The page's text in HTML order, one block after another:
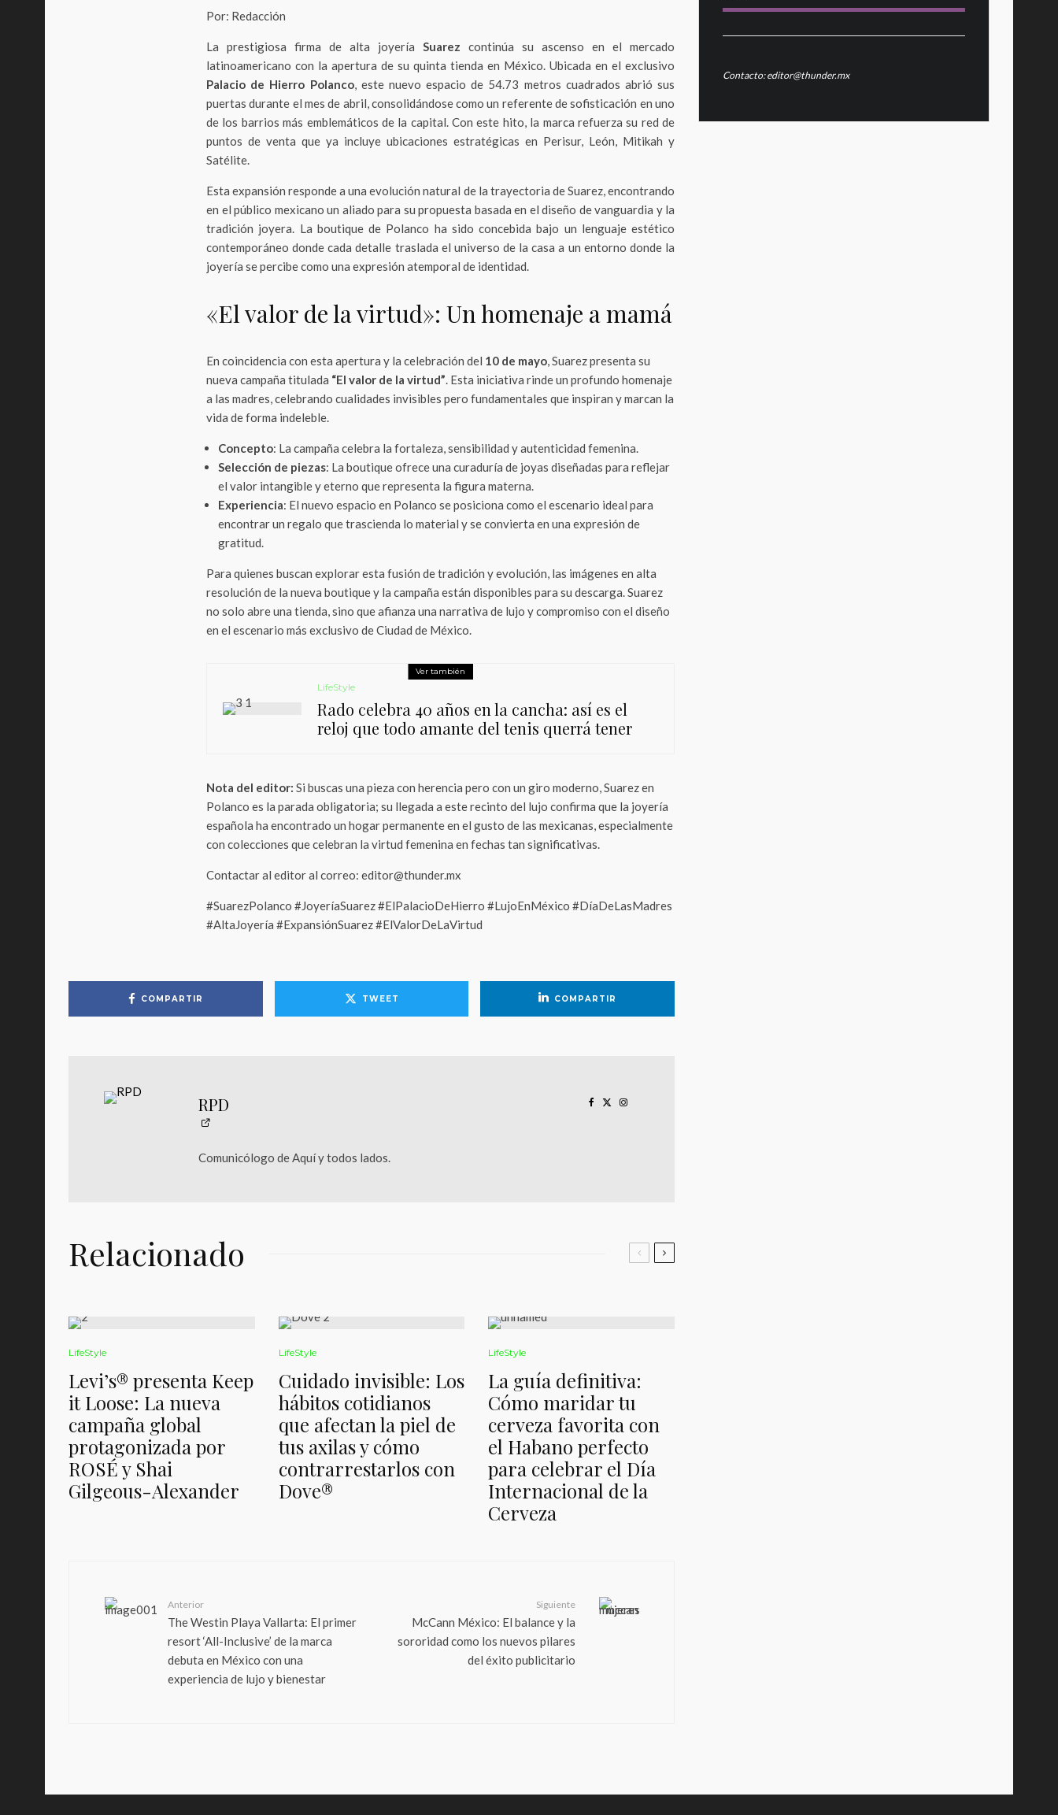
Por: Redacción
La prestigiosa firma de alta joyería Suarez continúa su ascenso en el mercado
latinoamericano con la apertura de su quinta tienda en México. Ubicada en el exclusivo
Palacio de Hierro Polanco, este nuevo espacio de 54.73 metros cuadrados abrió sus
puertas durante el mes de abril, consolidándose como un referente de sofisticación en uno
de los barrios más emblemáticos de la capital. Con este hito, la marca refuerza su red de
puntos de venta que ya incluye ubicaciones estratégicas en Perisur, León, Mitikah y
Satélite.
Esta expansión responde a una evolución natural de la trayectoria de Suarez, encontrando
en el público mexicano un aliado para su propuesta basada en el diseño de vanguardia y la
tradición joyera. La boutique de Polanco ha sido concebida bajo un lenguaje estético
contemporáneo donde cada detalle traslada el universo de la casa a un entorno donde la
joyería se percibe como una expresión atemporal de identidad.
«El valor de la virtud»: Un homenaje a mamá
En coincidencia con esta apertura y la celebración del 10 de mayo, Suarez presenta su
nueva campaña titulada “El valor de la virtud”. Esta iniciativa rinde un profundo homenaje
a las madres, celebrando cualidades invisibles pero fundamentales que inspiran y marcan la
vida de forma indeleble.
Concepto: La campaña celebra la fortaleza, sensibilidad y autenticidad femenina.
Selección de piezas: La boutique ofrece una curaduría de joyas diseñadas para reflejar
el valor intangible y eterno que representa la figura materna.
Experiencia: El nuevo espacio en Polanco se posiciona como el escenario ideal para
encontrar un regalo que trascienda lo material y se convierta en una expresión de
gratitud.
Para quienes buscan explorar esta fusión de tradición y evolución, las imágenes en alta
resolución de la nueva boutique y la campaña están disponibles para su descarga. Suarez
no solo abre una tienda, sino que afianza una narrativa de lujo y compromiso con el diseño
en el escenario más exclusivo de Ciudad de México.
Ver también
LifeStyle
Rado celebra 40 años en la cancha: así es el
reloj que todo amante del tenis querrá tener
Nota del editor: Si buscas una pieza con herencia pero con un giro moderno, Suarez en
Polanco es la parada obligatoria; su llegada a este recinto del lujo confirma que la joyería
española ha encontrado un hogar permanente en el gusto de las mexicanas, especialmente
con colecciones que celebran la virtud femenina en fechas tan significativas.
Contactar al editor al correo: editor@thunder.mx
#SuarezPolanco #JoyeríaSuarez #ElPalacioDeHierro #LujoEnMéxico #DíaDeLasMadres
#AltaJoyería #ExpansiónSuarez #ElValorDeLaVirtud
COMPARTIR TWEET COMPARTIR
RPD
Comunicólogo de Aquí y todos lados.
Relacionado
LifeStyle
Levi’s® presenta Keep
it Loose: La nueva
campaña global
protagonizada por
ROSÉ y Shai
Gilgeous-Alexander
LifeStyle
Cuidado invisible: Los
hábitos cotidianos
que afectan la piel de
tus axilas y cómo
contrarrestarlos con
Dove®️
LifeStyle
La guía definitiva:
Cómo maridar tu
cerveza favorita con
el Habano perfecto
para celebrar el Día
Internacional de la
Cerveza
Anterior
The Westin Playa Vallarta: El primer
resort ‘All-Inclusive’ de la marca
debuta en México con una
experiencia de lujo y bienestar
Siguiente
McCann México: El balance y la
sororidad como los nuevos pilares
del éxito publicitario
Contacto: editor@thunder.mx